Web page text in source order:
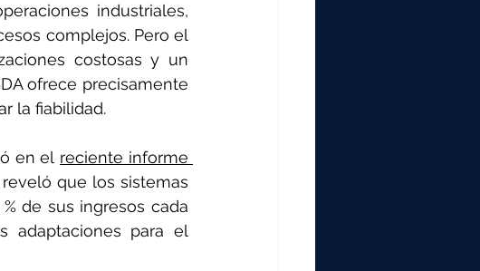
industriales,
complejos. Pero el
costosas y un
ofrece precisamente
la fiabilidad.
en el reciente informe
que los sistemas
de sus ingresos cada
adaptaciones para el